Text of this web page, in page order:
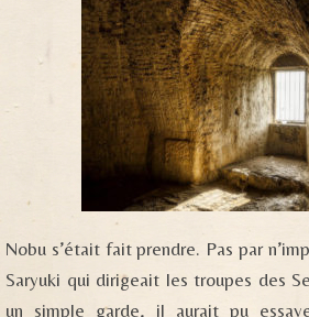
Nobu s’était fait prendre. Pas par
Saryuki qui dirigeait les troupes des
un simple garde, il aurait pu